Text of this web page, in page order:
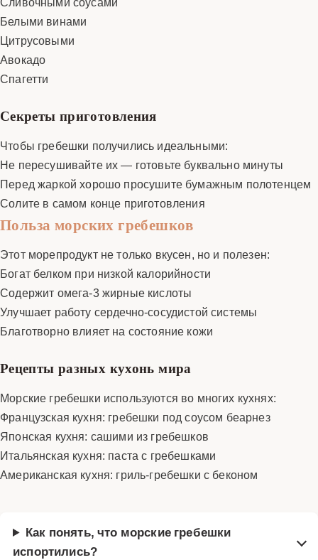
Белыми винами
Цитрусовыми
Авокадо
Спагетти
Секреты приготовления
Чтобы гребешки получились идеальными:
Не пересушивайте их — готовьте буквально минуты
Перед жаркой хорошо просушите бумажным полотенцем
Солите в самом конце приготовления
Польза морских гребешков
Этот морепродукт не только вкусен, но и полезен:
Богат белком при низкой калорийности
Содержит омега-3 жирные кислоты
Улучшает работу сердечно-сосудистой системы
Благотворно влияет на состояние кожи
Рецепты разных кухонь мира
Морские гребешки используются во многих кухнях:
Французская кухня: гребешки под соусом беарнез
Японская кухня: сашими из гребешков
Итальянская кухня: паста с гребешками
Американская кухня: гриль-гребешки с беконом
Как понять, что морские гребешки
испортились?